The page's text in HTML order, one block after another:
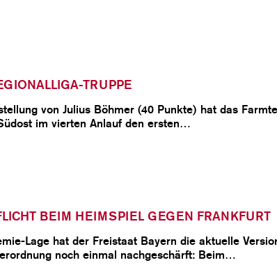
TRUPPE
von Julius Böhmer (40 Punkte) hat das
im vierten Anlauf den ersten…
BEIM HEIMSPIEL GEGEN FRANKFURT
Lage hat der Freistaat Bayern die aktuelle
noch einmal nachgeschärft: Beim…